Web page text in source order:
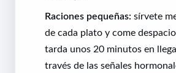
Raciones pequeñas: sírvete
de cada plato y come
tarda unos 20 minutos en
través de las señales